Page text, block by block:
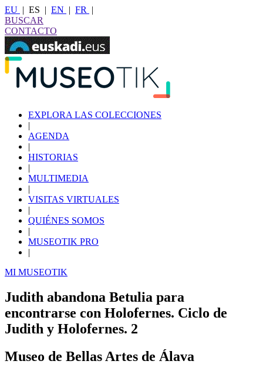
EU | ES | EN | FR
|
BUSCAR
CONTACTO
EXPLORA LAS COLECCIONES
|
AGENDA
|
HISTORIAS
|
MULTIMEDIA
|
VISITAS VIRTUALES
|
QUIÉNES SOMOS
|
MUSEOTIK PRO
|
MI MUSEOTIK
Judith abandona Betulia para
encontrarse con Holofernes. Ciclo de
Judith y Holofernes. 2
Museo de Bellas Artes de Álava